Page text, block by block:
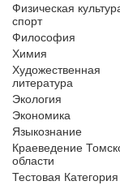
Физическая
спорт
Философия
Химия
Художественная
литература
Экология
Экономика
Языкознание
Краеведение
области
Тестовая Категория